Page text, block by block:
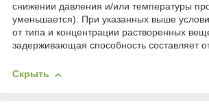
снижении давления и/или температуры
уменьшается). При указанных выше
от типа и концентрации растворенных
задерживающая способность составляет
Скрыть